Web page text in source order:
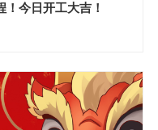
！今日开工大吉！